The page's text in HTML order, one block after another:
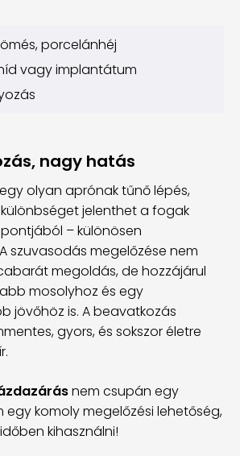
porcelánhéj
vagy implantátum
nagy hatás
olyan aprónak tűnő lépés,
jelenthet a fogak
– különösen
szuvasodás megelőzése nem
megoldás, de hozzájárul
mosolyhoz és egy
jövőhöz is. A beavatkozás
gyors, és sokszor életre
nem csupán egy
egy komoly megelőzési lehetőség,
kihasználni!